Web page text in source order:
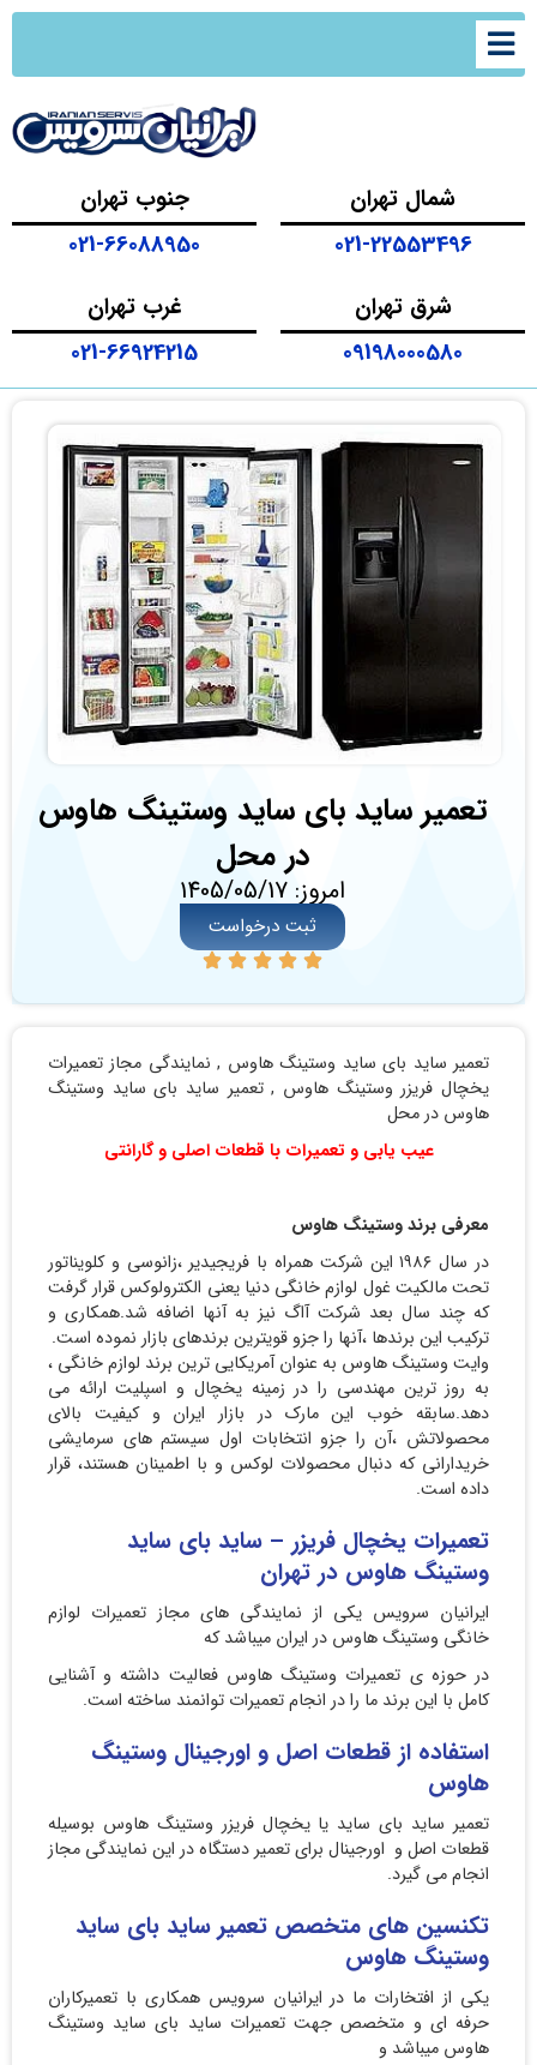
شمال تهران
021-22553496
جنوب تهران
021-66088950
شرق تهران
09198000580
غرب تهران
021-66924215
تعمیر ساید بای ساید وستینگ هاوس
در محل
امروز: 1405/05/17
ثبت درخواست
تعمیر ساید بای ساید وستینگ هاوس , نمایندگی مجاز تعمیرات
یخچال فریزر وستینگ هاوس , تعمیر ساید بای ساید وستینگ
هاوس در محل
عیب یابی و تعمیرات با قطعات اصلی و گارانتی
معرفی برند وستینگ هاوس
در سال ۱۹۸۶ این شرکت همراه با فریجیدیر ،زانوسی و کلویناتور
تحت مالکیت غول لوازم خانگی دنیا یعنی الکترولوکس قرار گرفت
که چند سال بعد شرکت آاگ نیز به آنها اضافه شد.همکاری و
ترکیب این برندها ،آنها را جزو قویترین برندهای بازار نموده است.
وایت وستینگ هاوس به عنوان آمریکایی ترین برند لوازم خانگی ،
به روز ترین مهندسی را در زمینه یخچال و اسپلیت ارائه می
دهد.سابقه خوب این مارک در بازار ایران و کیفیت بالای
محصولاتش ،آن را جزو انتخابات اول سیستم های سرمایشی
خریدارانی که دنبال محصولات لوکس و با اطمینان هستند، قرار
داده است.
تعمیرات یخچال فریزر – ساید بای ساید
وستینگ هاوس در تهران
ایرانیان سرویس یکی از نمایندگی های مجاز تعمیرات لوازم
خانگی وستینگ هاوس در ایران میباشد که
در حوزه ی تعمیرات وستینگ هاوس فعالیت داشته و آشنایی
کامل با این برند ما را در انجام تعمیرات توانمند ساخته است.
استفاده از قطعات اصل و اورجینال وستینگ
هاوس
تعمیر ساید بای ساید یا یخچال فریزر وستینگ هاوس بوسیله
قطعات اصل و اورجینال برای تعمیر دستگاه در این نمایندگی مجاز
انجام می گیرد.
تکنسین های متخصص تعمیر ساید بای ساید
وستینگ هاوس
یکی از افتخارات ما در ایرانیان سرویس همکاری با تعمیرکاران
حرفه ای و متخصص جهت تعمیرات ساید بای ساید وستینگ
هاوس میباشد و